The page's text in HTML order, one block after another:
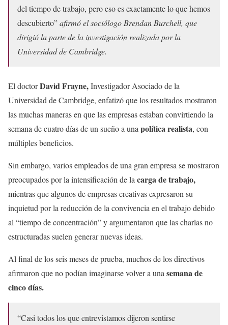
del tiempo de trabajo, pero eso es exactamente lo que hemos
descubierto”afirmó el sociólogo Brendan Burchell, que
dirigió la parte de la investigación realizada por la
Universidad de Cambridge.
El doctorDavid Frayne,Investigador Asociado de la
Universidad de Cambridge, enfatizó que los resultados mostraron
las muchas maneras en que las empresas estaban convirtiendo la
semana de cuatro días de un sueño a una política realista, con
múltiples beneficios.
Sin embargo, varios empleados de una gran empresa se mostraron
preocupados por la intensificación de la carga de trabajo,
mientras que algunos de empresas creativas expresaron su
inquietud por la reducción de la convivencia en el trabajo debido
al “tiempo de concentración” y argumentaron que las charlas no
estructuradas suelen generar nuevas ideas.
Al final de los seis meses de prueba, muchos de los directivos
afirmaron que no podían imaginarse volver a una semana de
cinco días.
“Casi todos los que entrevistamos dijeron sentirse